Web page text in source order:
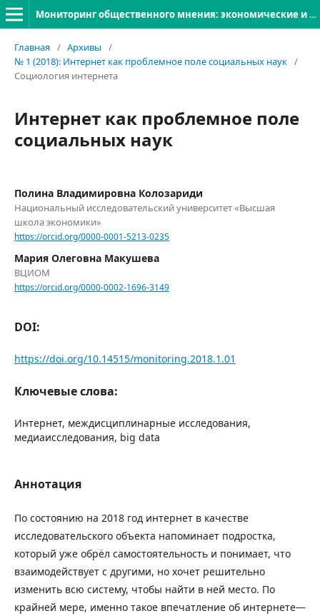
Мониторинг общественного мнения: экономические и социальные перемены
Главная / Архивы
/
№ 1 (2018): Интернет как проблемное поле социальных наук /
Социология интернета
Интернет как проблемное поле
социальных наук
Полина Владимировна Колозариди
Национальный исследовательский университет «Высшая
школа экономики»
https://orcid.org/0000-0001-5213-0235
Мария Олеговна Макушева
ВЦИОМ
https://orcid.org/0000-0002-1696-3149
DOI:
https://doi.org/10.14515/monitoring.2018.1.01
Ключевые слова:
Интернет, междисциплинарные исследования,
медиаисследования, big data
Аннотация
По состоянию на 2018 год интернет в качестве
исследовательского объекта напоминает подростка,
который уже обрёл самостоятельность и понимает, что
взаимодействует с другими, но хочет решительно
изменить всю систему, чтобы найти в ней место. По
крайней мере, именно такое впечатление об интернете—